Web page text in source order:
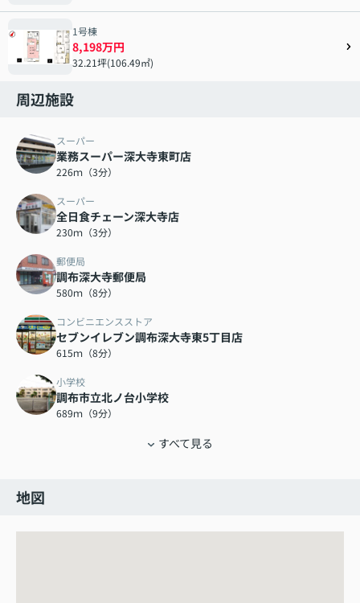
1号棟
8,198万円
32.21坪(106.49㎡)
周辺施設
スーパー
業務スーパー深大寺東町店
226ｍ（3分）
スーパー
全日食チェーン深大寺店
230ｍ（3分）
郵便局
調布深大寺郵便局
580ｍ（8分）
コンビニエンスストア
セブンイレブン調布深大寺東5丁目店
615ｍ（8分）
小学校
調布市立北ノ台小学校
689ｍ（9分）
すべて見る
地図